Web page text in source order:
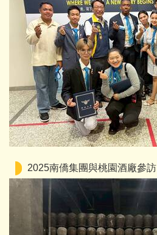
2025南僑集團與桃園酒廠參訪